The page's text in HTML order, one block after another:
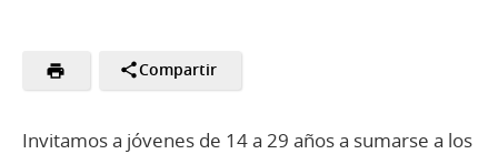
Compartir
Invitamos a jóvenes de 14 a 29 años a sumarse a los